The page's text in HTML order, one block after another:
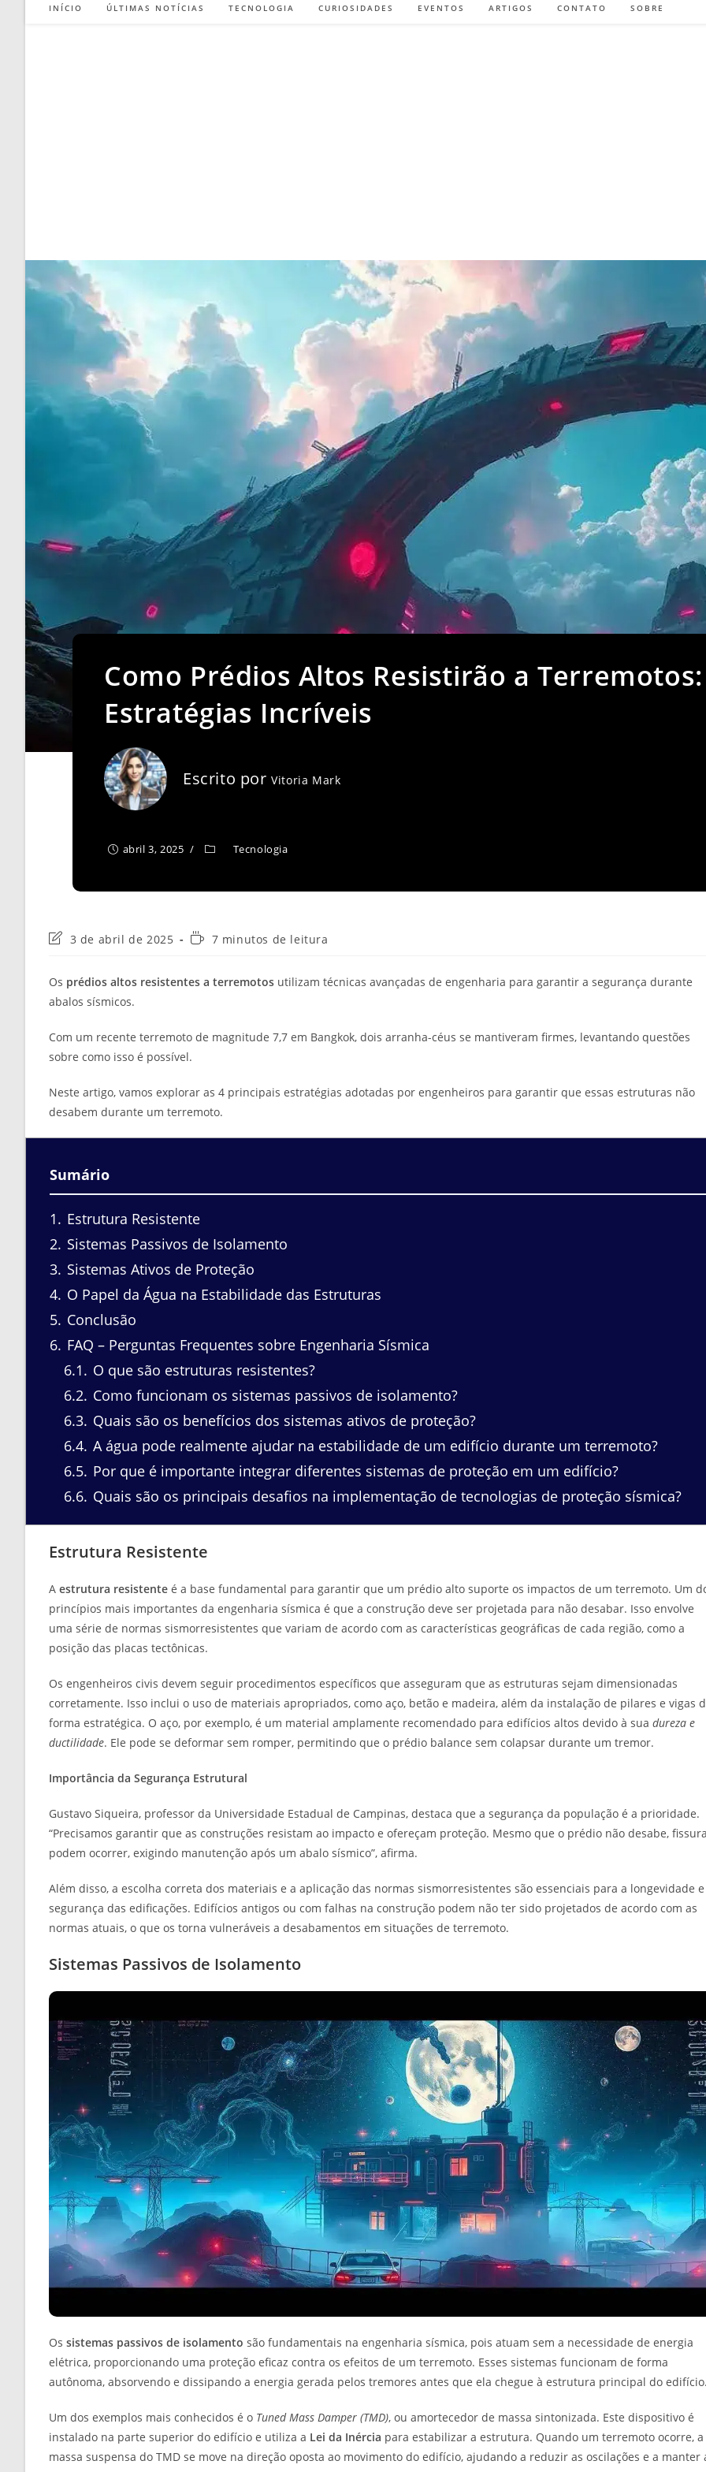
INÍCIO ÚLTIMAS NOTÍCIAS TECNOLOGIA CURIOSIDADES EVENTOS ARTIGOS CONTATO SOBRE
Como Prédios Altos Resistirão a
Estratégias Incríveis
Escrito porVitoria Mark
abril 3, 2025 Tecnologia
Última
post:
3 de abril de 2025
Tempo7 minutos de leitura
Os prédios altos resistentes a terremotos utilizam técnicas avançadas de engenharia para garantir a segurança durante
abalos sísmicos.
Com um recente terremoto de magnitude 7,7 em Bangkok, dois arranha-céus se mantiveram firmes, levantando questões
sobre como isso é possível.
Neste artigo, vamos explorar as 4 principais estratégias adotadas por engenheiros para garantir que essas estruturas não
desabem durante um terremoto.
Sumário
1
Estrutura Resistente
2 Sistemas Passivos de Isolamento
3 Sistemas Ativos de Proteção
4 O Papel da Água na Estabilidade das Estruturas
5 Conclusão
6 FAQ – Perguntas Frequentes sobre Engenharia Sísmica
6.1
O que são estruturas resistentes?
6.2 Como funcionam os sistemas passivos de isolamento?
6.3 Quais são os benefícios dos sistemas ativos de proteção?
6.4 A água pode realmente ajudar na estabilidade de um edifício durante um terremoto?
6.5 Por que é importante integrar diferentes sistemas de proteção em um edifício?
6.6 Quais são os principais desafios na implementação de tecnologias de proteção sísmica?
Estrutura Resistente
A estrutura resistente é a base fundamental para garantir que um prédio alto suporte os impactos de um terremoto. Um
princípios mais importantes da engenharia sísmica é que a construção deve ser projetada para não desabar. Isso envolve
uma série de normas sismorresistentes que variam de acordo com as características geográficas de cada região, como a
posição das placas tectônicas.
Os engenheiros civis devem seguir procedimentos específicos que asseguram que as estruturas sejam dimensionadas
corretamente. Isso inclui o uso de materiais apropriados, como aço, betão e madeira, além da instalação de pilares e vigas
forma estratégica. O aço, por exemplo, é um material amplamente recomendado para edifícios altos devido à sua dureza e
ductilidade. Ele pode se deformar sem romper, permitindo que o prédio balance sem colapsar durante um tremor.
Importância da Segurança Estrutural
Gustavo Siqueira, professor da Universidade Estadual de Campinas, destaca que a segurança da população é a prioridade.
“Precisamos garantir que as construções resistam ao impacto e ofereçam proteção. Mesmo que o prédio não desabe,
podem ocorrer, exigindo manutenção após um abalo sísmico”, afirma.
Além disso, a escolha correta dos materiais e a aplicação das normas sismorresistentes são essenciais para a longevidade e
segurança das edificações. Edifícios antigos ou com falhas na construção podem não ter sido projetados de acordo com as
normas atuais, o que os torna vulneráveis a desabamentos em situações de terremoto.
Sistemas Passivos de Isolamento
Os sistemas passivos de isolamento são fundamentais na engenharia sísmica, pois atuam sem a necessidade de energia
elétrica, proporcionando uma proteção eficaz contra os efeitos de um terremoto. Esses sistemas funcionam de forma
autônoma, absorvendo e dissipando a energia gerada pelos tremores antes que ela chegue à estrutura principal do
Um dos exemplos mais conhecidos é o Tuned Mass Damper (TMD), ou amortecedor de massa sintonizada. Este dispositivo é
instalado na parte superior do edifício e utiliza a Lei da Inércia para estabilizar a estrutura. Quando um terremoto ocorre, a
massa suspensa do TMD se move na direção oposta ao movimento do edifício, ajudando a reduzir as oscilações e a manter